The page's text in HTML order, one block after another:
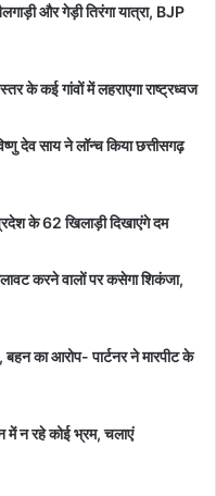
और गेड़ी तिरंगा यात्रा, BJP
के कई गांवों में लहराएगा राष्ट्रध्वज
देव साय ने लॉन्च किया छत्तीसगढ़
के 62 खिलाड़ी दिखाएंगे दम
करने वालों पर कसेगा शिकंजा,
बहन का आरोप- पार्टनर ने मारपीट के
में न रहे कोई भ्रम, चलाएं